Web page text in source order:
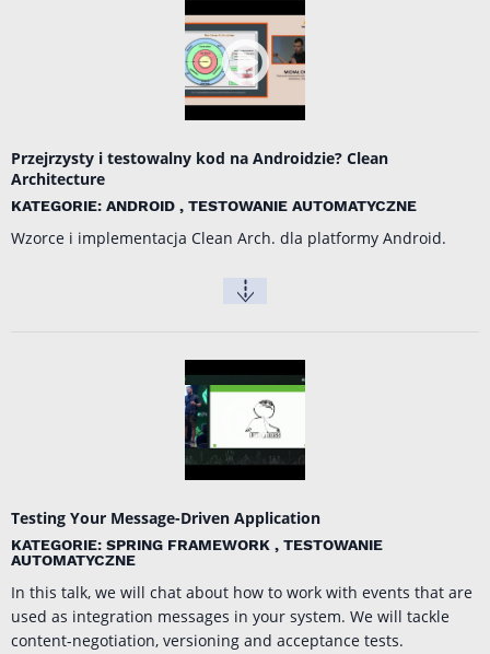
Przejrzysty i testowalny kod na Androidzie? Clean
Architecture
KATEGORIE: ANDROID , TESTOWANIE AUTOMATYCZNE
Wzorce i implementacja Clean Arch. dla platformy Android.
Testing Your Message-Driven Application
KATEGORIE: SPRING FRAMEWORK , TESTOWANIE
AUTOMATYCZNE
In this talk, we will chat about how to work with events that are
used as integration messages in your system. We will tackle
content-negotiation, versioning and acceptance tests.